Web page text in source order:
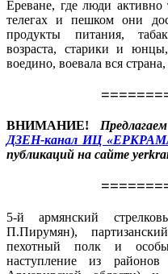
Ереване, где люди активно
телегах и пешком они
продукты питания,
возраста, старики и
воедино, воевала вся
ВНИМАНИЕ!
ДЗЕН-канал ИЦ
публикаций на сайте
5-й армянский
П.Пирумян),
пехотный полк и
наступление из